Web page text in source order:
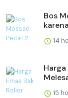
Bos
14
15